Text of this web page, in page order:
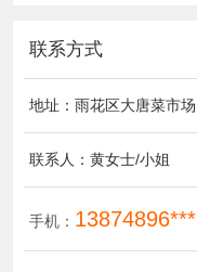
联系方式
地址：雨花区大唐菜市场
联系人：黄女士/小姐
手机： 13874896***